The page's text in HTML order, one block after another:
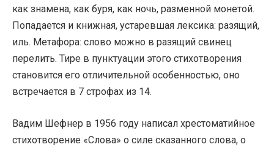
как знамена, как буря, как ночь, разменной монетой.
Попадается и книжная, устаревшая лексика: разящий,
иль. Метафора: слово можно в разящий свинец
перелить. Тире в пунктуации этого стихотворения
становится его отличительной особенностью, оно
встречается в 7 строфах из 14.
Вадим Шефнер в 1956 году написал хрестоматийное
стихотворение «Слова» о силе сказанного слова, о